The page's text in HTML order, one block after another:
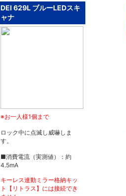
DEI 629L ブルーLEDスキ
ャナ
※お一人様1個まで
ロック中に点滅し威嚇しま
す。
■消費電流（実測値）：約
4.5mA
キーレス連動ミラー格納キッ
ト【リトラス】には接続でき